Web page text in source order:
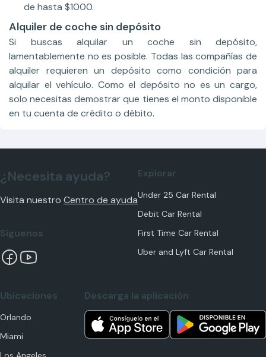
de hasta $1000.
Alquiler de coche sin depósito
Si buscas alquilar un coche sin depósito,
lamentablemente no es posible. Todas las compañías de
alquiler requieren un depósito como condición para
alquilar el vehículo. Como el depósito no es un cargo,
solo necesitas demostrar que tienes el monto disponible
en tu cuenta de crédito o débito.
¿Necesita ayuda?
Visita nuestro Centro de ayuda
Síguenos
Explorar
Under 25 Car Rental
Debit Car Rental
First Time Car Rental
Uber and Lyft Car Rental
Ubicaciones
Orlando
Miami
Descarga la aplicación